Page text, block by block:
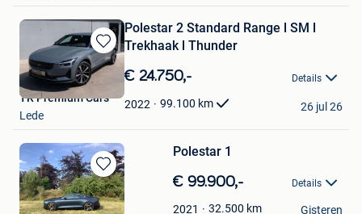
Bewaren
in
Mijn
Favorieten
Polestar 2 Standard Range l SM l
Trekhaak l Thunder
€ 24.750,- Details
2022 99.100 km
TR Premium Cars
Lede
26 jul 26
Bewaren
in
Mijn
Polestar 1
€ 99.900,- Details
2021 32.500 km
GK
Gisteren